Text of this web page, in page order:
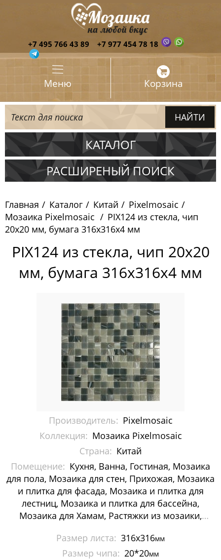
+7 495 766 43 89 +7 977 454 78 18
Меню Корзина
КАТАЛОГ
Испания
Китай
Pixelmosaic
Мозаика Pixelmosaic
Зеркала NS Bath
Керамогранит NSceramic
Керамогранит Staro
Мозаика ArtMoment
Мозаика Bars Crystal Mosaic
Мозаика Bonaparte
Мозаика Dao
Мозаика Decor-mosaic
Мозаика Imagine Mosaic
Мозаика Irida
Мозаика Keramograd
Мозаика Mir Mosaic
РАСШИРЕНЫЙ ПОИСК
Главная Каталог Китай
Pixelmosaic
Мозаика Pixelmosaic
PIX124 из стекла, чип
20x20 мм, бумага 316х316х4 мм
PIX124 из стекла, чип 20x20
мм, бумага 316х316х4 мм
Производитель: Pixelmosaic
Коллекция: Мозаика Pixelmosaic
Страна: Китай
Помещение: Кухня, Ванна, Гостиная, Мозаика
для пола, Мозаика для стен, Прихожая, Мозаика
и плитка для фасада, Мозаика и плитка для
лестниц, Мозаика и плитка для бассейна,
Мозаика для Хамам, Растяжки из мозаики,
Размер листа: 316х316мм
Размер чипа: 20*20мм